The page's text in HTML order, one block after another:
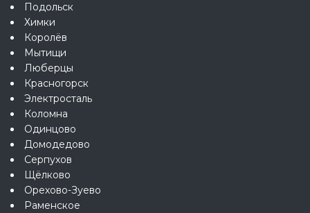
Подольск
Химки
Королёв
Мытищи
Люберцы
Красногорск
Электросталь
Коломна
Одинцово
Домодедово
Серпухов
Щёлково
Орехово-Зуево
Раменское